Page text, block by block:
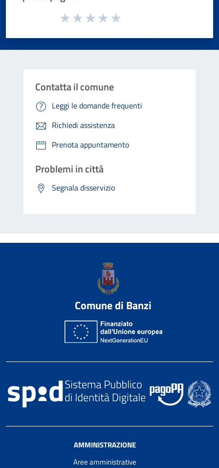
Valuta da 1 a 5 stelle la pagina
Contatta il comune
Leggi le domande frequenti
Richiedi assistenza
Prenota appuntamento
Problemi in città
Segnala disservizio
Comune di Banzi
AMMINISTRAZIONE
Aree amministrative